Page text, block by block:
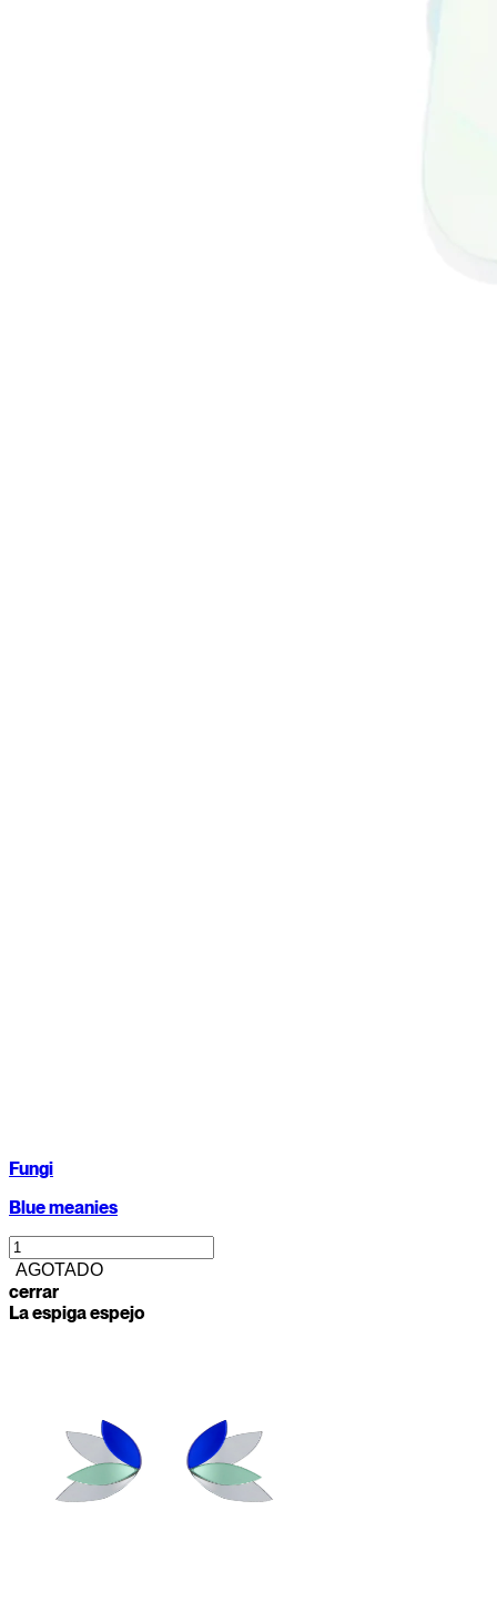
Fungi
Blue meanies
AGOTADO
cerrar
La espiga espejo